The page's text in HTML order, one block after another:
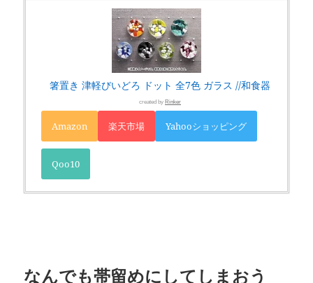
箸置き 津軽びいどろ ドット 全7色 ガラス //和食器
created by Rinker
Amazon 楽天市場 Yahooショッピング
Qoo10
なんでも帯留めにしてしまおう